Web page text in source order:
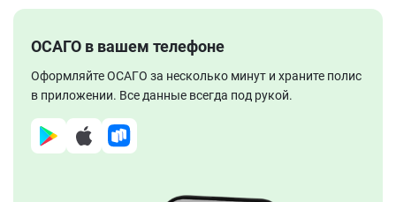
ОСАГО в вашем телефоне
Оформляйте ОСАГО за несколько минут и храните полис
в приложении. Все данные всегда под рукой.